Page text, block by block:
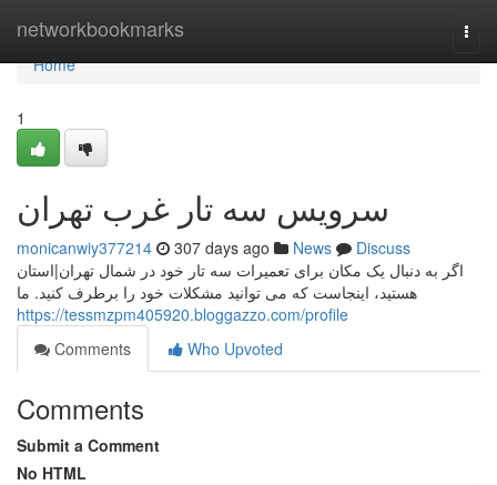
networkbookmarks
Home
Home
1
سرویس سه تار غرب تهران
monicanwiy377214 307 days ago News
Discuss
اگر به دنبال یک مکان برای تعمیرات سه تار خود در شمال تهران|استان
هستید، اینجاست که می توانید مشکلات خود را برطرف کنید. ما
https://tessmzpm405920.bloggazzo.com/profile
Comments
Who Upvoted
Comments
Submit a Comment
No HTML